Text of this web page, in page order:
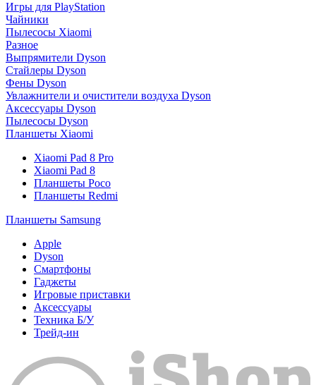
Игры для PlayStation
Чайники
Пылесосы Xiaomi
Разное
Выпрямители Dyson
Стайлеры Dyson
Фены Dyson
Увлажнители и очистители воздуха Dyson
Аксессуары Dyson
Пылесосы Dyson
Планшеты Xiaomi
Xiaomi Pad 8 Pro
Xiaomi Pad 8
Планшеты Poco
Планшеты Redmi
Планшеты Samsung
Apple
Dyson
Смартфоны
Гаджеты
Игровые приставки
Аксессуары
Техника Б/У
Трейд-ин